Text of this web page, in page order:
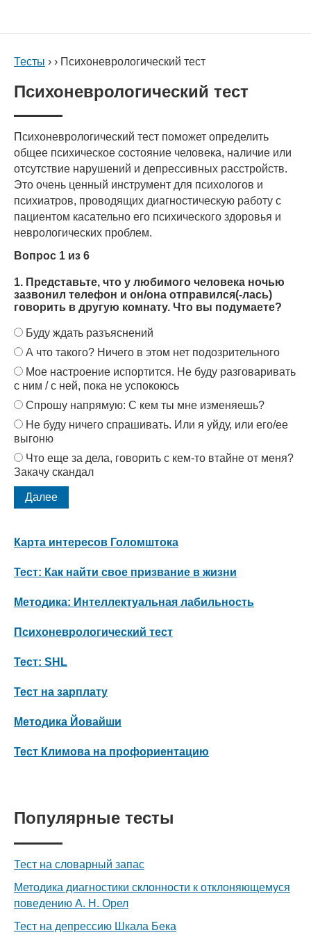
Тесты › › Психоневрологический тест
Психоневрологический тест
Психоневрологический тест поможет определить
общее психическое состояние человека, наличие или
отсутствие нарушений и депрессивных расстройств.
Это очень ценный инструмент для психологов и
психиатров, проводящих диагностическую работу с
пациентом касательно его психического здоровья и
неврологических проблем.
Вопрос 1 из 6
1. Представьте, что у любимого человека ночью
зазвонил телефон и он/она отправился(-лась)
говорить в другую комнату. Что вы подумаете?
Буду ждать разъяснений
А что такого? Ничего в этом нет подозрительного
Мое настроение испортится. Не буду разговаривать
с ним / с ней, пока не успокоюсь
Спрошу напрямую: С кем ты мне изменяешь?
Не буду ничего спрашивать. Или я уйду, или его/ее
выгоню
Что еще за дела, говорить с кем-то втайне от меня?
Закачу скандал
Карта интересов Голомштока
Тест: Как найти свое призвание в жизни
Методика: Интеллектуальная лабильность
Психоневрологический тест
Тест: SHL
Тест на зарплату
Методика Йовайши
Тест Климова на профориентацию
Популярные тесты
Тест на словарный запас
Методика диагностики склонности к отклоняющемуся
поведению А. Н. Орел
Тест на депрессию Шкала Бека